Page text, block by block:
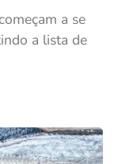
a se
a lista de